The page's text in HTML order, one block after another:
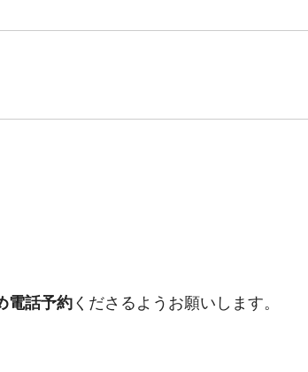
電話予約 くださるようお願いします。